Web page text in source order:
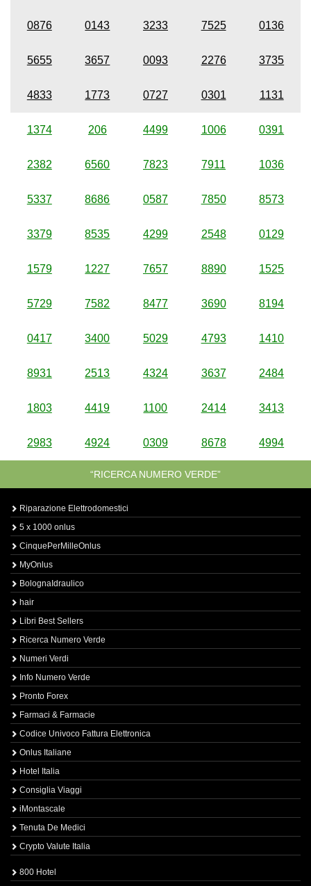
0876 0143 3233 7525 0136
5655 3657 0093 2276 3735
4833 1773 0727 0301 1131
1374 206 4499 1006 0391
2382 6560 7823 7911 1036
5337 8686 0587 7850 8573
3379 8535 4299 2548 0129
1579 1227 7657 8890 1525
5729 7582 8477 3690 8194
0417 3400 5029 4793 1410
8931 2513 4324 3637 2484
1803 4419 1100 2414 3413
2983 4924 0309 8678 4994
“RICERCA NUMERO VERDE”
Riparazione Elettrodomestici
5 x 1000 onlus
CinquePerMilleOnlus
MyOnlus
BolognaIdraulico
hair
Libri Best Sellers
Ricerca Numero Verde
Numeri Verdi
Info Numero Verde
Pronto Forex
Farmaci & Farmacie
Codice Univoco Fattura Elettronica
Onlus Italiane
Hotel Italia
Consiglia Viaggi
iMontascale
Tenuta De Medici
Crypto Valute Italia
800 Hotel